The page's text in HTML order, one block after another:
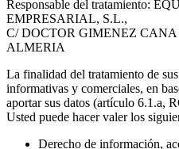
Responsable del tratamiento:
EMPRESARIAL, S.L.,
C/ DOCTOR GIMENEZ CANA
ALMERIA
La finalidad del tratamiento de
informativas y comerciales, en
aportar sus datos (artículo 6.1.a,
Usted puede hacer valer los
Derecho de información,